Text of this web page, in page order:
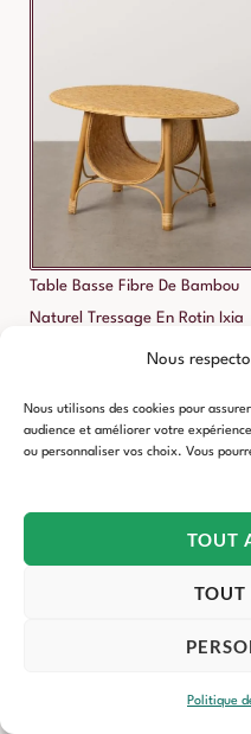
Nous
Nous utilisons des cookies pour
audience et améliorer votre
ou personnaliser vos choix. Vous
TOUT
TOUT
Politique
Table Basse Fibre De Bambou
Naturel Tressage En Rotin Ixia